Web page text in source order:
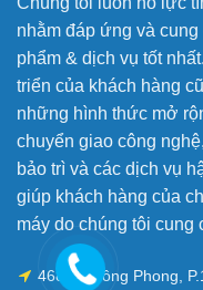
nhằm đáp ứng và
phẩm & dịch vụ tốt
triển của khách hàng
những hình thức mở
chuyển giao công
bảo trì và các dịch vụ
giúp khách hàng của
máy do chúng tôi cung
468 Lê Hồng Phong,